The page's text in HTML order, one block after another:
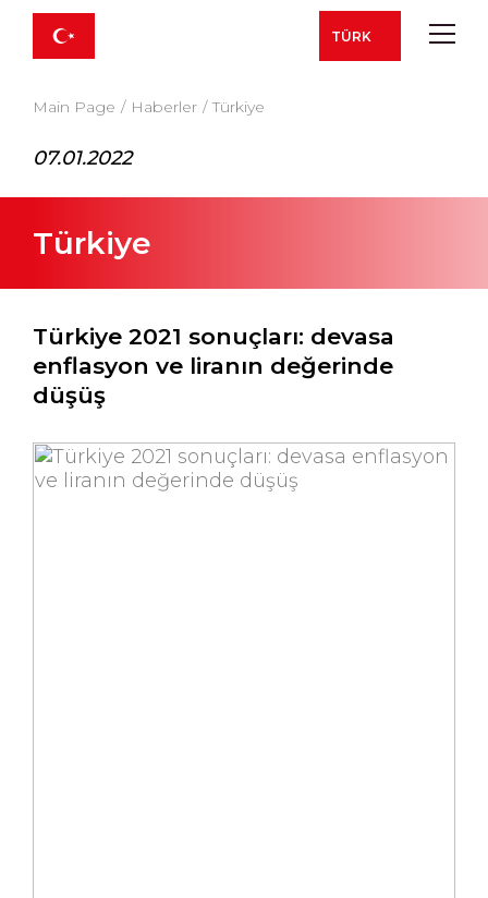
TÜRK
Main Page Haberler Türkiye
07.01.2022
Türkiye
Türkiye 2021 sonuçları: devasa
enflasyon ve liranın değerinde
düşüş